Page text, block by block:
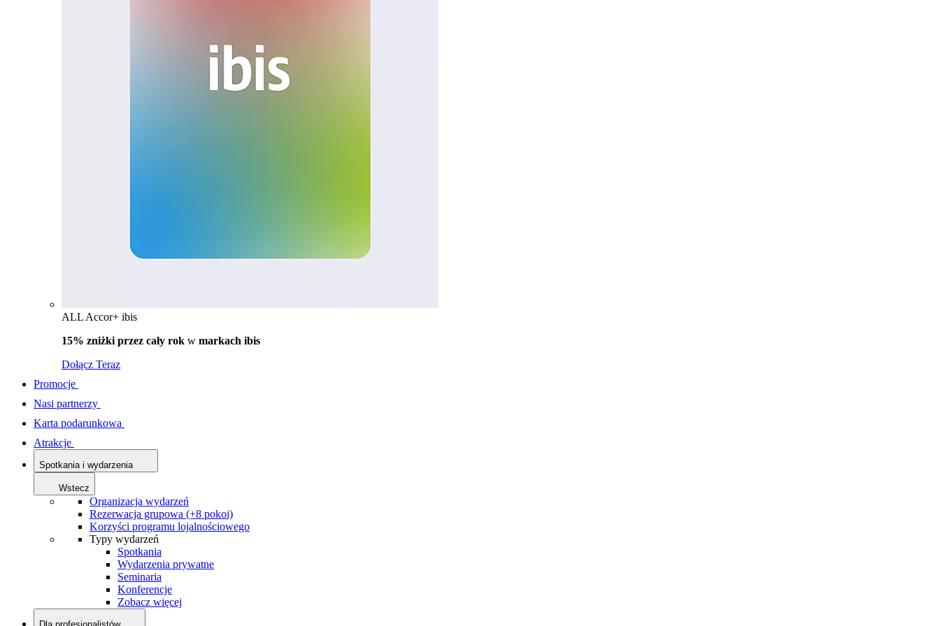
ALL Accor+ ibis
15% zniżki przez cały rok w markach ibis
Dołącz Teraz
Promocje
Nasi partnerzy
Karta podarunkowa
Atrakcje
Spotkania i wydarzenia
Wstecz
Organizacja wydarzeń
Rezerwacja grupowa (+8 pokoi)
Korzyści programu lojalnościowego
Typy wydarzeń
Spotkania
Wydarzenia prywatne
Seminaria
Konferencje
Zobacz więcej